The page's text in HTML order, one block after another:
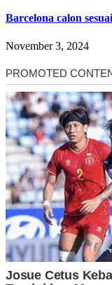
Barcelona calon
November 3, 2024